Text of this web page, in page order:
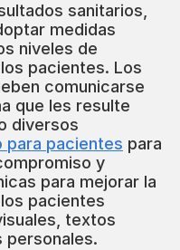
sanitarios,
medidas
niveles de
pacientes. Los
comunicarse
que les resulte
diversos
para pacientes para
y
para mejorar la
pacientes
textos
personales.